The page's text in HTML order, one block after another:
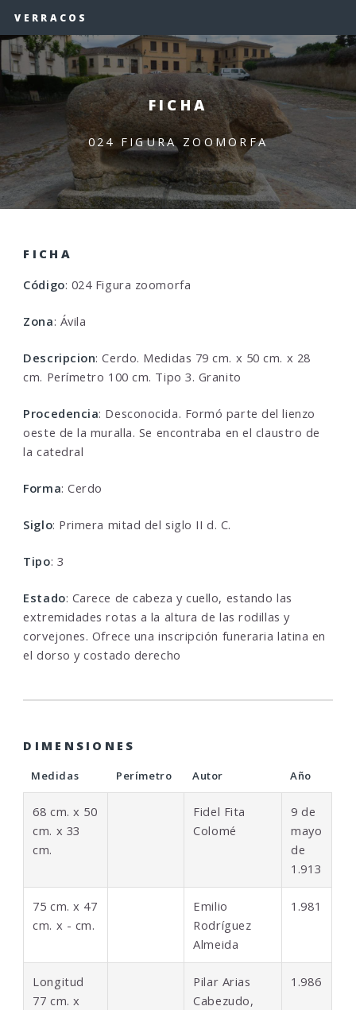
VERRACOS
FICHA
024 FIGURA ZOOMORFA
FICHA
Código: 024 Figura zoomorfa
Zona: Ávila
Descripcion: Cerdo. Medidas 79 cm. x 50 cm. x 28
cm. Perímetro 100 cm. Tipo 3. Granito
Procedencia: Desconocida. Formó parte del lienzo
oeste de la muralla. Se encontraba en el claustro de
la catedral
Forma: Cerdo
Siglo: Primera mitad del siglo II d. C.
Tipo: 3
Estado: Carece de cabeza y cuello, estando las
extremidades rotas a la altura de las rodillas y
corvejones. Ofrece una inscripción funeraria latina en
el dorso y costado derecho
DIMENSIONES
Medidas Perímetro Autor Año
68 cm. x 50
cm. x 33
cm.
Fidel Fita
Colomé
9 de
mayo
de
1.913
75 cm. x 47
cm. x - cm.
Emilio
Rodríguez
Almeida
1.981
Longitud
77 cm. x
Pilar Arias
Cabezudo,
1.986